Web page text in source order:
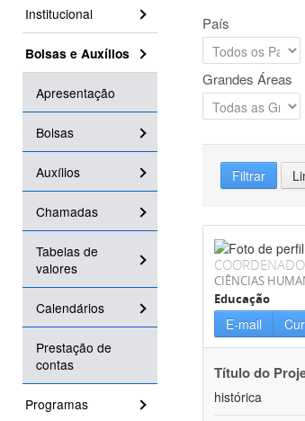
Institucional
Bolsas e Auxílios
Apresentação
Bolsas
Auxílios
Chamadas
Tabelas de
valores
Calendários
Prestação de
contas
Programas
País
Grandes Áreas
Filtrar
CIÊNCIAS
Educação
E-mail
Título do
histórica